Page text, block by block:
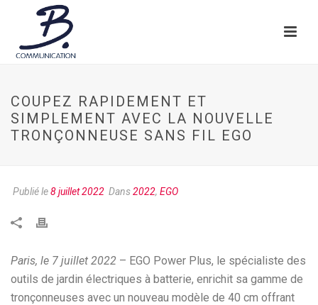
COUPEZ RAPIDEMENT ET
SIMPLEMENT AVEC LA NOUVELLE
TRONÇONNEUSE SANS FIL EGO
Publié le8 juillet 2022 Dans2022, EGO
Paris, le 7 juillet 2022 – EGO Power Plus, le spécialiste des
outils de jardin électriques à batterie, enrichit sa gamme de
tronçonneuses avec un nouveau modèle de 40 cm offrant